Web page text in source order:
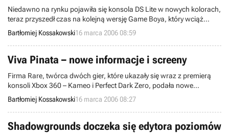
Niedawno na rynku pojawiła się konsola DS Lite w nowych kolorach,
teraz przyszedł czas na kolejną wersję Game Boya, który wciąż
dobrze się sprzedaje. Nintendo jeszcze w marcu zacznie
sprzedawać Game Boy Advance SP w kolorze różowym!
Bartłomiej Kossakowski16 marca 2006 08:59
Viva Pinata – nowe informacje i screeny
Firma Rare, twórca dwóch gier, które ukazały się wraz z premierą
konsoli Xbox 360 – Kameo i Perfect Dark Zero, podała nowe
informacje na temat właśnie powstającego, bardzo nietypowego
produktu – gry Viva Pinata, która ukaże się już jesienią na nową
konsolę Microsoftu. Zaprezentowano też pierwsze screeny.
Bartłomiej Kossakowski16 marca 2006 08:27
Shadowgrounds doczeka się edytora poziomów